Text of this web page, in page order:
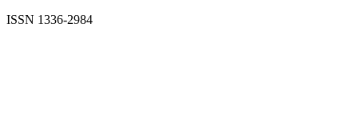
ISSN 1336-2984